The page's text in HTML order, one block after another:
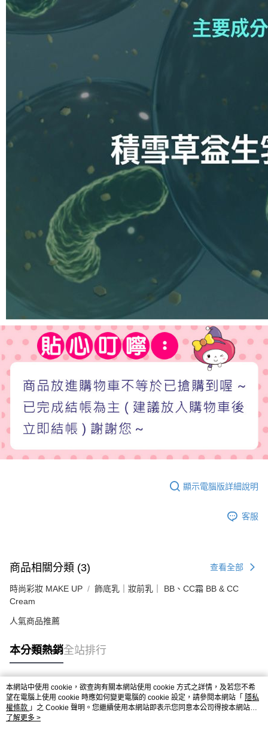
顯示電腦版詳細說明
客服
商品相關分類 (3) 查看全部
時尚彩妝 MAKE UP
飾底乳｜妝前乳｜ BB、CC霜 BB & CC
Cream
人氣商品推薦
本分類熱銷全站排行
熱門標籤
本網站中使用 cookie，欲查詢有關本網站使用 cookie 方式之詳情，及若您不希
望在電腦上使用 cookie 時應如何變更電腦的 cookie 設定，請參閱本網站「 隱私
權條款 」之 Cookie 聲明。您繼續使用本網站即表示您同意本公司得按本網站使
用條款之 Cookie 聲明使用 cookie。
了解更多 >